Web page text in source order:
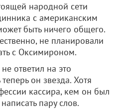
народной сети
с американским
быть ничего общего.
не планировали
с Оксимироном.
ответил на это
он звезда. Хотя
кассира, кем он был
пару слов.